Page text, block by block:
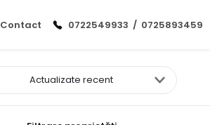
Contact 0722549933 / 0725893459
Actualizate recent